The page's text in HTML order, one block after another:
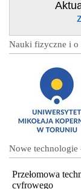
Nauki fizyczne i o
Nowe technologie
Przełomowa
cyfrowego